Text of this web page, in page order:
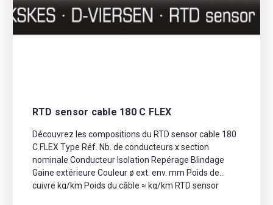
RTD sensor cable 180 C FLEX
Découvrez les compositions du RTD sensor cable 180
C FLEX Type Réf. Nb. de conducteurs x section
nominale Conducteur Isolation Repérage Blindage
Gaine extérieure Couleur ø ext. env. mm Poids de
cuivre kg/km Poids du câble ≈ kg/km RTD sensor